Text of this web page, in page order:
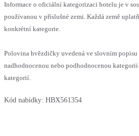
Informace o oficiální kategorizaci hotelu je v
používanou v příslušné zemi. Každá země
konkrétní kategorie.
Polovina hvězdičky uvedená ve slovním popisu
nadhodnocenou nebo podhodnocenou
kategorií.
Kód nabídky: HBX561354